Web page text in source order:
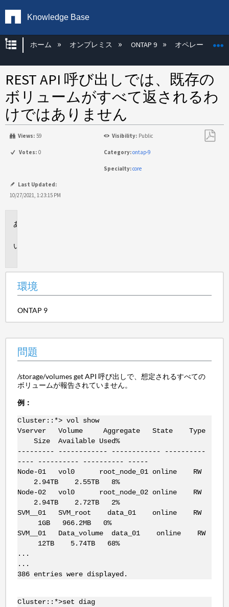
Knowledge Base
グローバル階層を展開/折りたたむ
ホーム オンプレミス ONTAP 9 オペレーティン
REST API 呼び出しでは、既存の
ボリュームがすべて返されるわ
けではありません
Views: 59 Visibility: Public
Votes: 0 Category:ontap-9
Specialty:core
Last Updated:
10/27/2021, 1:23:15 PM
環境
ONTAP 9
問題
/storage/volumes get API 呼び出しで、想定されるすべての
ボリュームが報告されていません。
例：
Cluster::*> vol show
Vserver Volume Aggregate State Type
Size Available Used%
--------- ------------ ------------ ----------
---- ---------- ---------- -----
Node-01 vol0 root_node_01 online RW
2.94TB 2.55TB 8%
Node-02 vol0 root_node_02 online RW
2.94TB 2.72TB 2%
SVM__01 SVM_root data_01 online RW
1GB 966.2MB 0%
SVM__01 Data_volume data_01 online RW
12TB 5.74TB 68%
...
...
386 entries were displayed.
Cluster::*>set diag